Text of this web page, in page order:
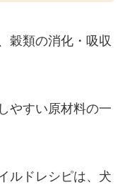
穀類の消化・吸収
やすい原材料の一
ルドレシピは、犬